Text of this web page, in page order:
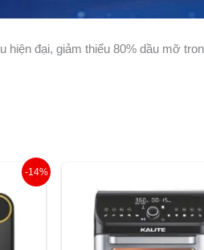
hiện đại, giảm thiểu 80% dầu mỡ
-14%
Giá
hiện
tại
là:
là:
3.350.000 ₫.